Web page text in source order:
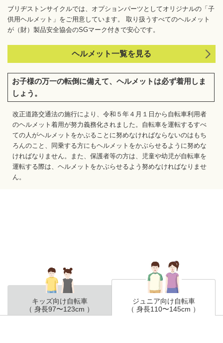
ブリヂストンサイクルでは、オプションパーツとしてオリジナルの 「子
供用ヘルメット」をご用意しています。 取り扱うすべてのヘルメット
が （財）製品安全協会のSGマーク付きで安心です。
ヘルメット一覧を見る
お子様の万一の転倒に備えて、ヘルメットは必ず着用しま
しょう。
改正道路交通法の施行により、令和５年４月１日から自転車利用者
のヘルメット着用が努力義務化されました。自転車を運転するすべ
ての人がヘルメットをかぶることに努めなければならないのはもち
ろんのこと、同乗する方にもヘルメットをかぶらせるように努めな
ければなりません。また、保護者等の方は、児童や幼児が自転車を
運転する際は、ヘルメットをかぶらせるよう努めなければなりませ
ん。
キッズ向け自転車
（ 身長97〜123cm ）
ジュニア向け自転車
（ 身長110〜145cm ）